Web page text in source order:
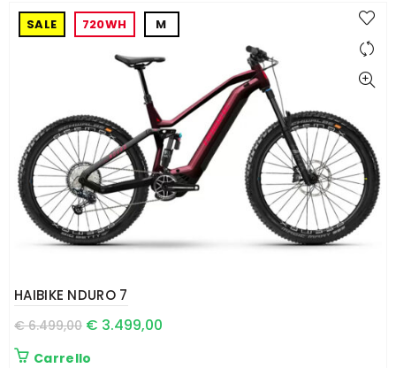
SALE 720WH M
HAIBIKE NDURO 7
€6.499,00 € 3.499,00
Carrello